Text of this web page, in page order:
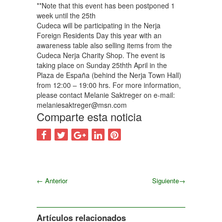
**Note that this event has been postponed 1
week until the 25th
Cudeca will be participating in the Nerja
Foreign Residents Day this year with an
awareness table also selling items from the
Cudeca Nerja Charity Shop. The event is
taking place on Sunday 25thth April in the
Plaza de España (behind the Nerja Town Hall)
from 12:00 – 19:00 hrs. For more information,
please contact Melanie Saktreger on e-mail:
melaniesaktreger@msn.com
Comparte esta noticia
← Anterior Siguiente→
Artículos relacionados